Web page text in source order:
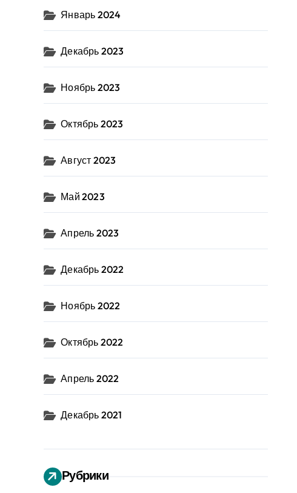
Январь 2024
Декабрь 2023
Ноябрь 2023
Октябрь 2023
Август 2023
Май 2023
Апрель 2023
Декабрь 2022
Ноябрь 2022
Октябрь 2022
Апрель 2022
Декабрь 2021
Рубрики